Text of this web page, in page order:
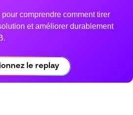
comprendre comment tirer
et améliorer durablement
le replay